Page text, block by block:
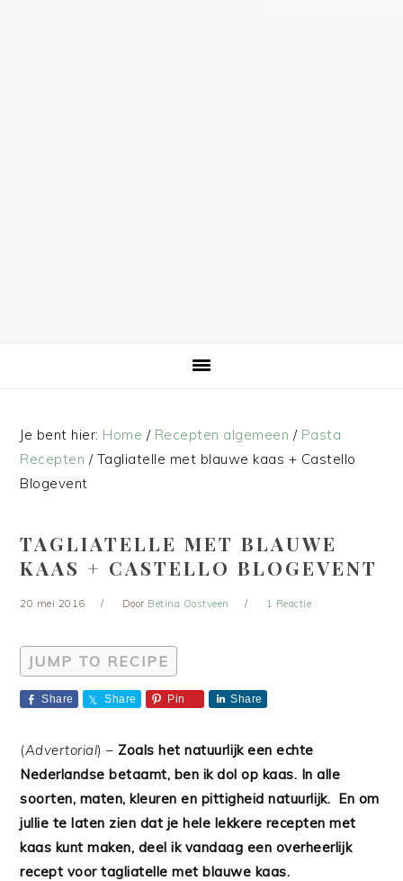
Je bent hier: Home / Recepten algemeen / Pasta
Recepten /Tagliatelle met blauwe kaas + Castello
Blogevent
TAGLIATELLE MET BLAUWE
KAAS + CASTELLO BLOGEVENT
20 mei 2016 Door Betina Oostveen 1 Reactie
JUMP TO RECIPE
Share Share Pin Share
(Advertorial) – Zoals het natuurlijk een echte
Nederlandse betaamt, ben ik dol op kaas. In alle
soorten, maten, kleuren en pittigheid natuurlijk. En om
jullie te laten zien dat je hele lekkere recepten met
kaas kunt maken, deel ik vandaag een overheerlijk
recept voor tagliatelle met blauwe kaas.